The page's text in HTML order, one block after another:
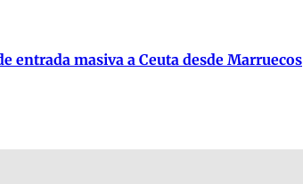
entrada masiva a Ceuta desde Marruecos